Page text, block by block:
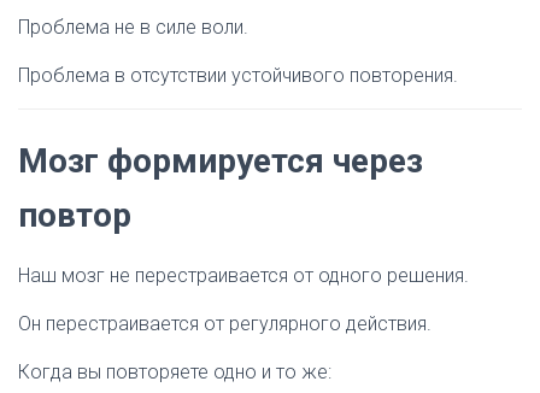
Проблема не в силе воли.
Проблема в отсутствии устойчивого повторения.
Мозг формируется через
повтор
Наш мозг не перестраивается от одного решения.
Он перестраивается от регулярного действия.
Когда вы повторяете одно и то же: